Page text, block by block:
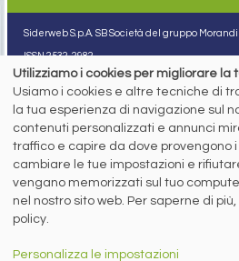
Siderweb S.p.A. SB Società del gruppo Morandi
ISSN 2532-2982
Sede sociale: Flero (Brescia) Via Don Milani 5
E.
info@siderweb.com
Copyright siderweb spa sb
Tutti i diritti sono riservati
Digital Services Act Policy
Utilizziamo i cookies per migliorare la
Usiamo i cookies e altre tecniche di
la tua esperienza di navigazione sul
contenuti personalizzati e annunci
traffico e capire da dove provengono i
cambiare le tue impostazioni e
vengano memorizzati sul tuo
nel nostro sito web. Per saperne di
policy.
Personalizza le impostazioni